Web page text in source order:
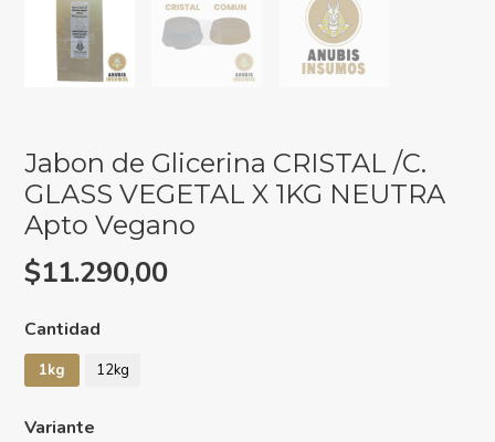
Jabon de Glicerina CRISTAL /C.
GLASS VEGETAL X 1KG NEUTRA
Apto Vegano
$11.290,00
Cantidad
1kg 12kg
Variante